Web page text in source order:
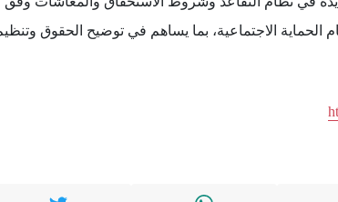
نظام الحماية الاجتماعية، بما يساهم في توضيح الحقوق